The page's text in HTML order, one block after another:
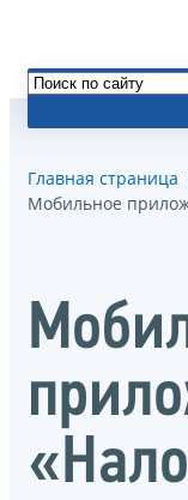
Главная страница
Мобильное